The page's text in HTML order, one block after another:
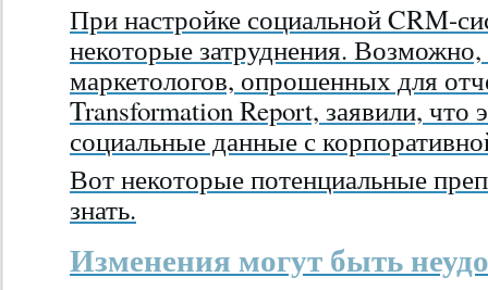
При настройке социальной CRM-
некоторые затруднения.
маркетологов, опрошенных для
Transformation Report, заявили, что
социальные данные с
Вот некоторые потенциальные
знать.
Изменения могут быть